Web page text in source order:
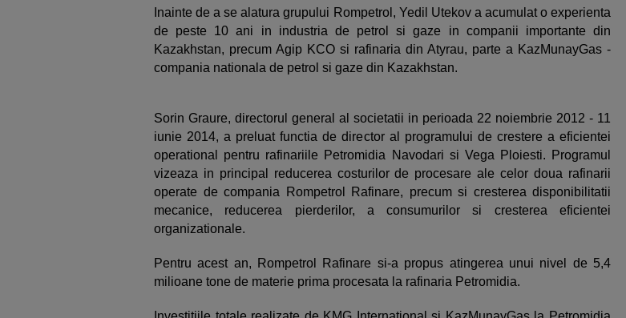
Inainte de a se alatura grupului Rompetrol, Yedil Utekov a acumulat o experienta
de peste 10 ani in industria de petrol si gaze in companii importante din
Kazakhstan, precum Agip KCO si rafinaria din Atyrau, parte a KazMunayGas -
compania nationala de petrol si gaze din Kazakhstan.
Sorin Graure, directorul general al societatii in perioada 22 noiembrie 2012 - 11
iunie 2014, a preluat functia de director al programului de crestere a eficientei
operational pentru rafinariile Petromidia Navodari si Vega Ploiesti. Programul
vizeaza in principal reducerea costurilor de procesare ale celor doua rafinarii
operate de compania Rompetrol Rafinare, precum si cresterea disponibilitatii
mecanice, reducerea pierderilor, a consumurilor si cresterea eficientei
organizationale.
Pentru acest an, Rompetrol Rafinare si-a propus atingerea unui nivel de 5,4
milioane tone de materie prima procesata la rafinaria Petromidia.